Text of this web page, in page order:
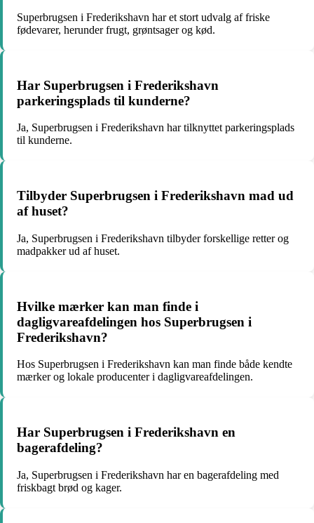
Superbrugsen i Frederikshavn har et stort udvalg af friske
fødevarer, herunder frugt, grøntsager og kød.
Har Superbrugsen i Frederikshavn
parkeringsplads til kunderne?
Ja, Superbrugsen i Frederikshavn har tilknyttet parkeringsplads
til kunderne.
Tilbyder Superbrugsen i Frederikshavn mad ud
af huset?
Ja, Superbrugsen i Frederikshavn tilbyder forskellige retter og
madpakker ud af huset.
Hvilke mærker kan man finde i
dagligvareafdelingen hos Superbrugsen i
Frederikshavn?
Hos Superbrugsen i Frederikshavn kan man finde både kendte
mærker og lokale producenter i dagligvareafdelingen.
Har Superbrugsen i Frederikshavn en
bagerafdeling?
Ja, Superbrugsen i Frederikshavn har en bagerafdeling med
friskbagt brød og kager.